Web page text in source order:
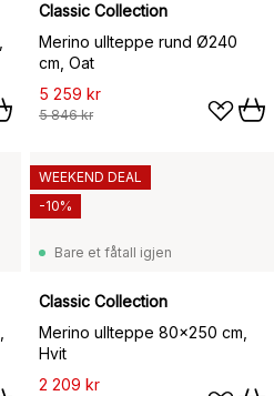
Classic Collection
Merino ullteppe rund Ø240
cm, Oat
5 259 kr
5 846 kr
Bare et fåtall igjen
Classic Collection
Merino ullteppe 80x250 cm,
Hvit
2 209 kr
WEEKEND DEAL
-10%